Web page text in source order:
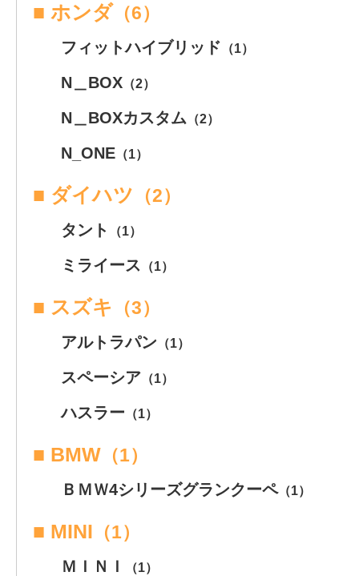
■ ホンダ （6）
フィットハイブリッド （1）
N＿BOX （2）
N＿BOXカスタム （2）
N_ONE （1）
■ ダイハツ （2）
タント （1）
ミライース （1）
■ スズキ （3）
アルトラパン （1）
スペーシア （1）
ハスラー （1）
■ BMW （1）
ＢＭＷ4シリーズグランクーペ（1）
■ MINI （1）
ＭＩＮＩ （1）